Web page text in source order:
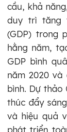
cầu, khả
duy trì tăng
(GDP) trong
hằng năm,
GDP bình
năm 2020
bình. Dự thảo
thúc đẩy
và hiệu quả
phát triển